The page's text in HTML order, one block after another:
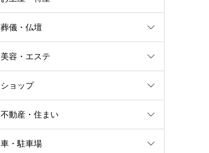
葬儀・仏壇
美容・エステ
ショップ
不動産・住まい
車・駐車場